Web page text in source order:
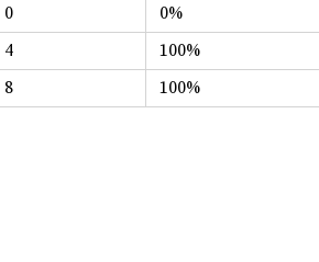
0
0%
4
100%
8 100%